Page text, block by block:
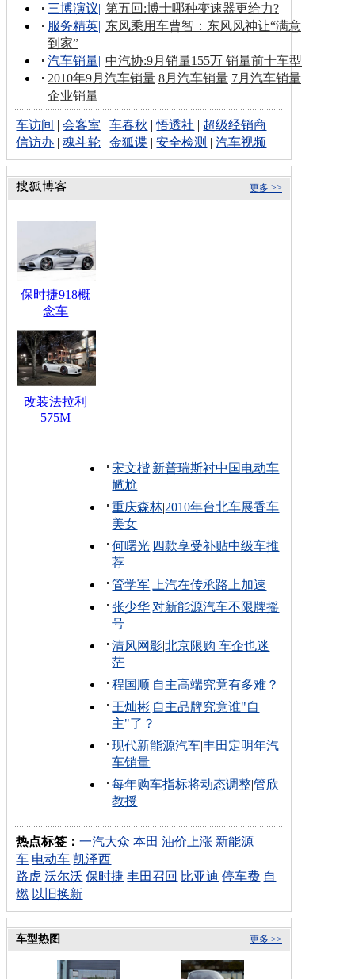
三博演议| 第五回:博士哪种变速器更给力?
服务精英| 东风乘用车曹智：东风风神让“满意
到家”
汽车销量| 中汽协:9月销量155万 销量前十车型
2010年9月汽车销量 8月汽车销量 7月汽车销量
企业销量
车访间 |会客室 |车春秋 |悟透社 | 超级经销商
信访办 |魂斗轮 |金狐谍 |安全检测 |汽车视频
更多 >>
保时捷918概
念车
改装法拉利
575M
宋文楷|新普瑞斯衬中国电动车
尴尬
重庆森林|2010年台北车展香车
美女
何曙光| 四款享受补贴中级车推
荐
管学军| 上汽在传承路上加速
张少华|对新能源汽车不限牌摇
号
清风网影|北京限购 车企也迷
茫
程国顺|自主高端究竟有多难？
王灿彬|自主品牌究竟谁"自
主"了？
现代新能源汽车|丰田定明年汽
车销量
每年购车指标将动态调整|管欣
教授
热点标签：一汽大众 本田 油价上涨 新能源
车 电动车 凯泽西
路虎 沃尔沃 保时捷 丰田召回 比亚迪 停车费 自
燃 以旧换新
更多 >>
车型热图